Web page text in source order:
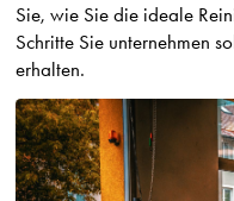
Sie, wie Sie die ideale
Schritte Sie unternehmen
erhalten.